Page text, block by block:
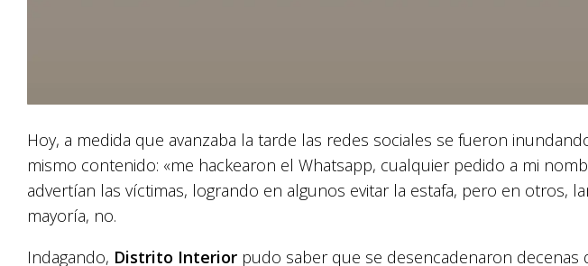
Hoy, a medida que avanzaba la tarde las redes sociales se fueron
mismo contenido: «me hackearon el Whatsapp, cualquier pedido a mi
advertían las víctimas, logrando en algunos evitar la estafa, pero en otros,
mayoría, no.
Indagando, Distrito Interior pudo saber que se desencadenaron decenas